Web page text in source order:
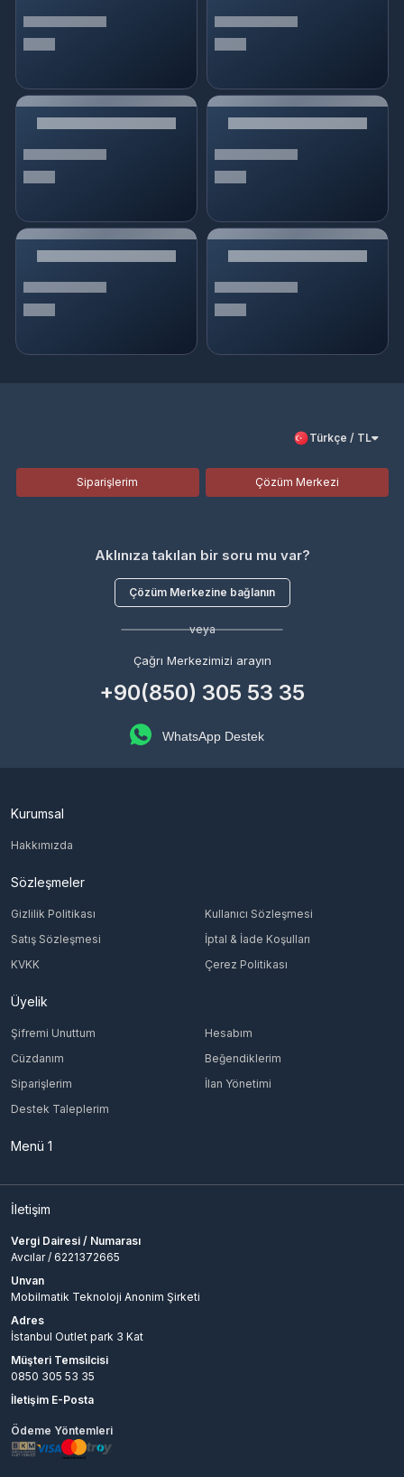
Türkçe / TL
Siparişlerim Çözüm Merkezi
Aklınıza takılan bir soru mu var?
Çözüm Merkezine bağlanın
veya
Çağrı Merkezimizi arayın
+90(850) 305 53 35
WhatsApp Destek
Kurumsal
Hakkımızda
Sözleşmeler
Gizlilik Politikası
Kullanıcı Sözleşmesi
Satış Sözleşmesi
İptal & İade Koşulları
KVKK
Çerez Politikası
Üyelik
Şifremi Unuttum
Hesabım
Cüzdanım
Beğendiklerim
Siparişlerim
İlan Yönetimi
Destek Taleplerim
Menü 1
İletişim
Vergi Dairesi / Numarası
Avcılar / 6221372665
Unvan
Mobilmatik Teknoloji Anonim Şirketi
Adres
İstanbul Outlet park 3 Kat
Müşteri Temsilcisi
0850 305 53 35
İletişim E-Posta
Ödeme Yöntemleri